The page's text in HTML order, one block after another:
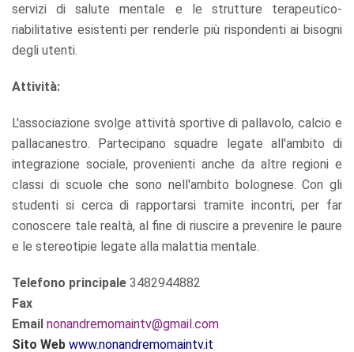
servizi di salute mentale e le strutture terapeutico-
riabilitative esistenti per renderle più rispondenti ai bisogni
degli utenti.
Attività:
L'associazione svolge attività sportive di pallavolo, calcio e
pallacanestro. Partecipano squadre legate all'ambito di
integrazione sociale, provenienti anche da altre regioni e
classi di scuole che sono nell'ambito bolognese. Con gli
studenti si cerca di rapportarsi tramite incontri, per far
conoscere tale realtà, al fine di riuscire a prevenire le paure
e le stereotipie legate alla malattia mentale.
Telefono principale 3482944882
Fax
Email nonandremomaintv@gmail.com
Sito Web www.nonandremomaintv.it